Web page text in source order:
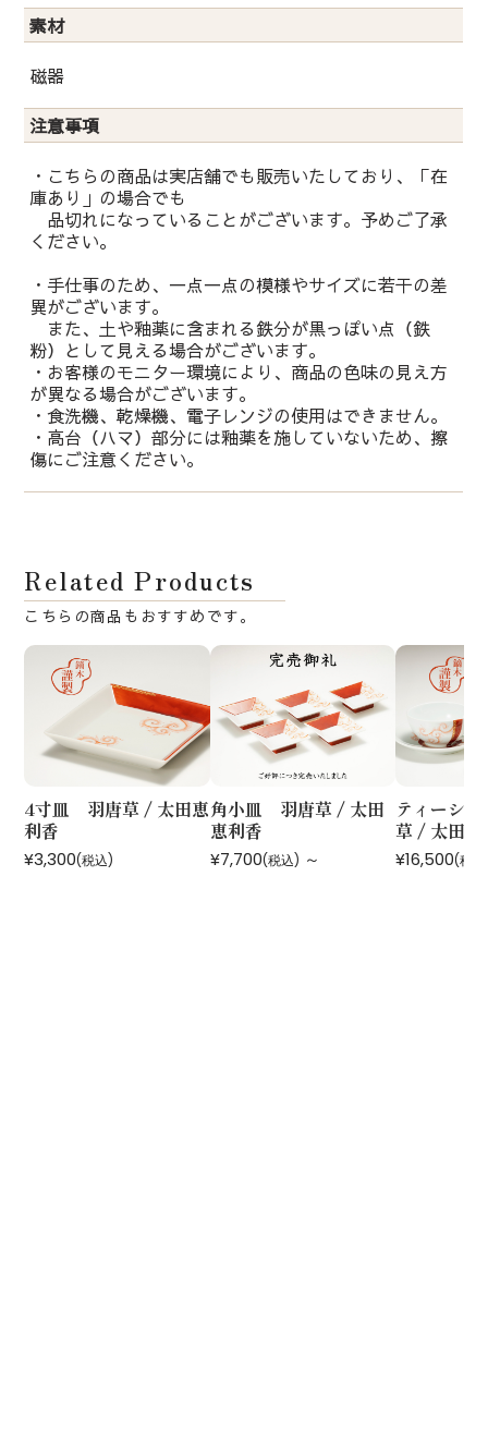
素材
磁器
注意事項
・こちらの商品は実店舗でも販売いたしており、「在
庫あり」の場合でも
品切れになっていることがございます。予めご了承
ください。
・手仕事のため、一点一点の模様やサイズに若干の差
異がございます。
また、土や釉薬に含まれる鉄分が黒っぽい点（鉄
粉）として見える場合がございます。
・お客様のモニター環境により、商品の色味の見え方
が異なる場合がございます。
・食洗機、乾燥機、電子レンジの使用はできません。
・高台（ハマ）部分には釉薬を施していないため、擦
傷にご注意ください。
Related Products
4寸皿 羽唐草 / 太田恵
利香
¥3,300(税込)
角小皿 羽唐草 / 太田
恵利香
¥7,700(税込) ～
ティーシ
草 / 太田恵
¥16,500(税